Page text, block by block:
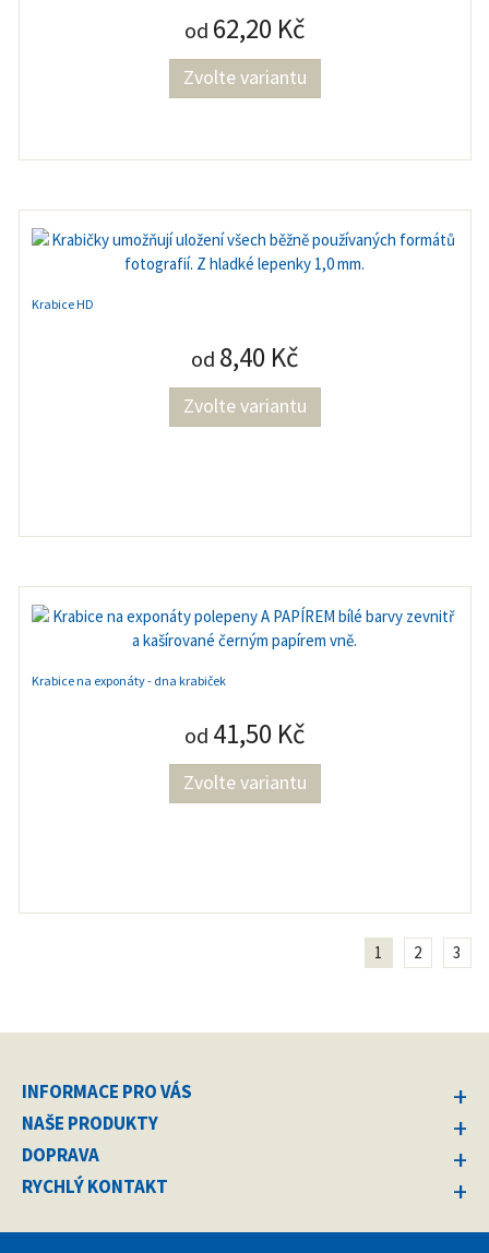
od 62,20 Kč
Zvolte variantu
Krabice HD
od 8,40 Kč
Zvolte variantu
Krabice na exponáty - dna krabiček
od 41,50 Kč
Zvolte variantu
1 2 3
INFORMACE PRO VÁS
NAŠE PRODUKTY
DOPRAVA
RYCHLÝ KONTAKT